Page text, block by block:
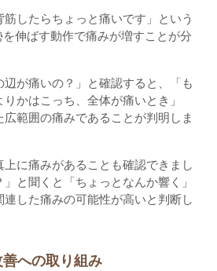
筋したらちょっと痛いです」という
伸ばす動作で痛みが増すことが分
が痛いの？」と確認すると、「も
かはこっち、全体が痛いとき」
範囲の痛みであることが判明しま
に痛みがあることも確認できまし
と聞くと「ちょっとなんか響く」
した痛みの可能性が高いと判断し
への取り組み